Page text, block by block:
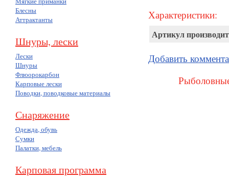
Блесны
Аттрактанты
Шнуры, лески
Лески
Шнуры
Флюорокарбон
Карповые лески
Поводки, поводковые материалы
Снаряжение
Одежда, обувь
Сумки
Палатки, мебель
Карповая программа
Характеристики:
Артикул
Добавить